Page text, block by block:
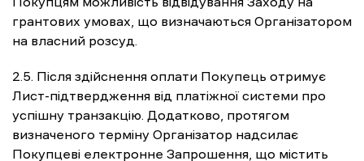
грантових умовах, що визначаються Організатором
на власний розсуд.
2.5. Після здійснення оплати Покупець отримує
Лист-підтвердження від платіжної системи про
успішну транзакцію. Додатково, протягом
визначеного терміну Організатор надсилає
Покупцеві електронне Запрошення, що містить